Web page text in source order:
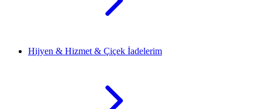
Hijyen & Hizmet & Çiçek İadelerim